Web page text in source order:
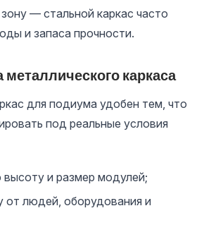
— стальной каркас часто
и запаса прочности.
каркаса
для подиума удобен тем, что
под реальные условия
и размер модулей;
от людей, оборудования и